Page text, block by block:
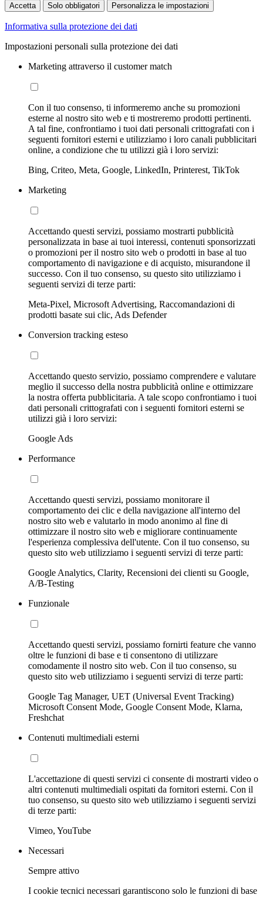
Accetta Solo obbligatori Personalizza le impostazioni
Informativa sulla protezione dei dati
Impostazioni personali sulla protezione dei dati
Marketing attraverso il customer match
Con il tuo consenso, ti informeremo anche su promozioni
esterne al nostro sito web e ti mostreremo prodotti pertinenti.
A tal fine, confrontiamo i tuoi dati personali crittografati con i
seguenti fornitori esterni e utilizziamo i loro canali pubblicitari
online, a condizione che tu utilizzi già i loro servizi:
Bing, Criteo, Meta, Google, LinkedIn, Printerest, TikTok
Marketing
Accettando questi servizi, possiamo mostrarti pubblicità
personalizzata in base ai tuoi interessi, contenuti sponsorizzati
o promozioni per il nostro sito web o prodotti in base al tuo
comportamento di navigazione e di acquisto, misurandone il
successo. Con il tuo consenso, su questo sito utilizziamo i
seguenti servizi di terze parti:
Meta-Pixel, Microsoft Advertising, Raccomandazioni di
prodotti basate sui clic, Ads Defender
Conversion tracking esteso
Accettando questo servizio, possiamo comprendere e valutare
meglio il successo della nostra pubblicità online e ottimizzare
la nostra offerta pubblicitaria. A tale scopo confrontiamo i tuoi
dati personali crittografati con i seguenti fornitori esterni se
utilizzi già i loro servizi:
Google Ads
Performance
Accettando questi servizi, possiamo monitorare il
comportamento dei clic e della navigazione all'interno del
nostro sito web e valutarlo in modo anonimo al fine di
ottimizzare il nostro sito web e migliorare continuamente
l'esperienza complessiva dell'utente. Con il tuo consenso, su
questo sito web utilizziamo i seguenti servizi di terze parti:
Google Analytics, Clarity, Recensioni dei clienti su Google,
A/B-Testing
Funzionale
Accettando questi servizi, possiamo fornirti feature che vanno
oltre le funzioni di base e ti consentono di utilizzare
comodamente il nostro sito web. Con il tuo consenso, su
questo sito web utilizziamo i seguenti servizi di terze parti:
Google Tag Manager, UET (Universal Event Tracking)
Microsoft Consent Mode, Google Consent Mode, Klarna,
Freshchat
Contenuti multimediali esterni
L'accettazione di questi servizi ci consente di mostrarti video o
altri contenuti multimediali ospitati da fornitori esterni. Con il
tuo consenso, su questo sito web utilizziamo i seguenti servizi
di terze parti:
Vimeo, YouTube
Necessari
Sempre attivo
I cookie tecnici necessari garantiscono solo le funzioni di base